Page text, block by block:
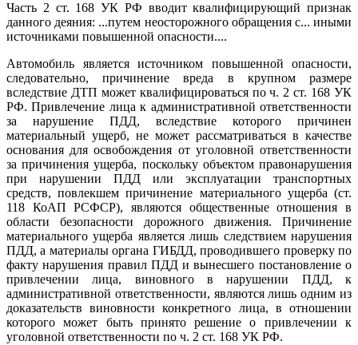
Часть 2 ст. 168 УК РФ вводит квалифицирующий признак
данного деяния: ...путем неосторожного обращения с... иными
источниками повышенной опасности....
Автомобиль является источником повышенной опасности,
следовательно, причинение вреда в крупном размере
вследствие ДТП может квалифицироваться по ч. 2 ст. 168 УК
РФ. Привлечение лица к административной ответственности
за нарушение ПДД, вследствие которого причинен
материальный ущерб, не может рассматриваться в качестве
основания для освобождения от уголовной ответственности
за причинения ущерба, поскольку объектом правонарушения
при нарушении ПДД или эксплуатации транспортных
средств, повлекшем причинение материального ущерба (ст.
118 КоАП РСФСР), являются общественные отношения в
области безопасности дорожного движения. Причинение
материального ущерба является лишь следствием нарушения
ПДД, а материалы органа ГИБДД, проводившего проверку по
факту нарушения правил ПДД и вынесшего постановление о
привлечении лица, виновного в нарушении ПДД, к
административной ответственности, являются лишь одним из
доказательств виновности конкретного лица, в отношении
которого может быть принято решение о привлечении к
уголовной ответственности по ч. 2 ст. 168 УК РФ.